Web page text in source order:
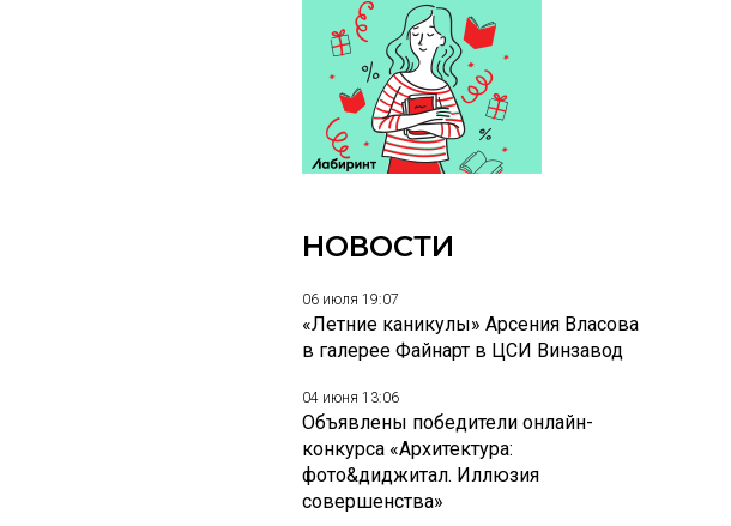
НОВОСТИ
06 июля 19:07
«Летние каникулы» Арсения Власова
в галерее Файнарт в ЦСИ Винзавод
04 июня 13:06
Объявлены победители онлайн-
конкурса «Архитектура:
фото&диджитал. Иллюзия
совершенства»